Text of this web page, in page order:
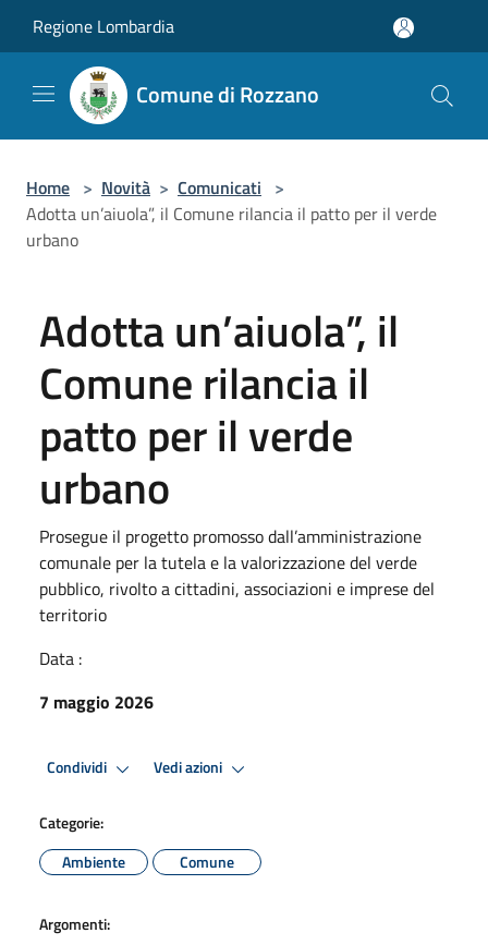
Regione Lombardia
Comune di Rozzano
Home > Novità > Comunicati >
Adotta un’aiuola”, il Comune rilancia il patto per il verde
urbano
Adotta un’aiuola”, il
Comune rilancia il
patto per il verde
urbano
Prosegue il progetto promosso dall’amministrazione
comunale per la tutela e la valorizzazione del verde
pubblico, rivolto a cittadini, associazioni e imprese del
territorio
Data :
7 maggio 2026
Condividi Vedi azioni
Categorie:
Ambiente
Comune
Argomenti: